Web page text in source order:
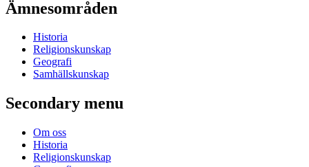
Ämnesområden
Historia
Religionskunskap
Geografi
Samhällskunskap
Secondary menu
Om oss
Historia
Religionskunskap